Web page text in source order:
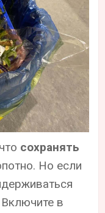
сохранять
Но если
в